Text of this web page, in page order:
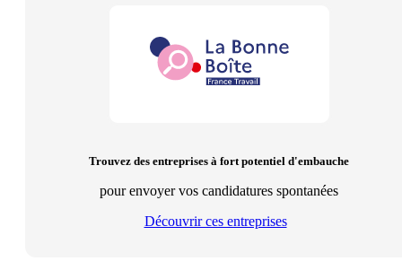
Trouvez des entreprises à fort potentiel d'embauche
pour envoyer vos candidatures spontanées
Découvrir ces entreprises